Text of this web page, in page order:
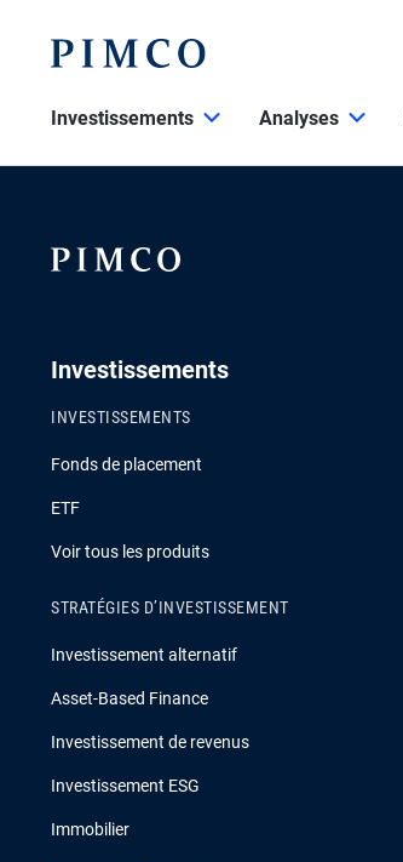
Investissements Analyses
Investissements
INVESTISSEMENTS
Fonds de placement
ETF
Voir tous les produits
STRATÉGIES D’INVESTISSEMENT
Investissement alternatif
Asset-Based Finance
Investissement de revenus
Investissement ESG
Immobilier